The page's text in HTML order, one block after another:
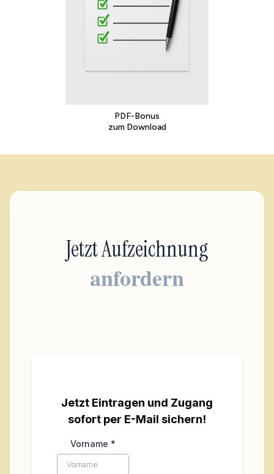
PDF-Bonus
zum Download
Jetzt Aufzeichnung
anfordern
Jetzt Eintragen und Zugang
sofort per E-Mail sichern!
Vorname *